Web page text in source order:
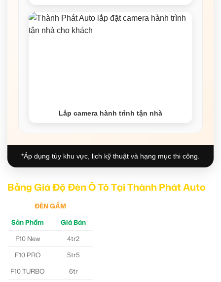
Lắp camera hành trình tận nhà
*Áp dụng tùy khu vực, lịch kỹ thuật và hạng mục thi công.
Bảng Giá Độ Đèn Ô Tô Tại Thành Phát Auto
ĐÈN GẦM
Sản Phẩm
Giá Bán
F10 New
4tr2
F10 PRO
5tr5
F10 TURBO
6tr